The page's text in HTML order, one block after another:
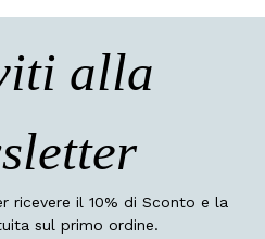
alla
ricevere il 10% di Sconto e la
sul primo ordine.